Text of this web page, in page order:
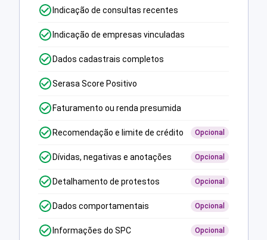
Indicação de consultas recentes
Indicação de empresas vinculadas
Dados cadastrais completos
Serasa Score Positivo
Faturamento ou renda presumida
Recomendação e limite de crédito Opcional
Dívidas, negativas e anotações Opcional
Detalhamento de protestos Opcional
Dados comportamentais Opcional
Informações do SPC Opcional